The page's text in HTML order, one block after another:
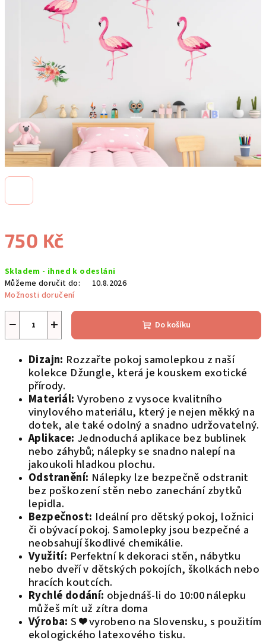
750 Kč
cena:
Skladem - ihned k odesláni
Můžeme doručit do:
10.8.2026
Možnosti doručení
+
− Do košíku
Dizajn: Rozzařte pokoj samolepkou z naší
kolekce Džungle, která je kouskem exotické
přírody.
Materiál: Vyrobeno z vysoce kvalitního
vinylového materiálu, který je nejen měkký na
dotek, ale také odolný a snadno udržovatelný.
Aplikace: Jednoduchá aplikace bez bublinek
nebo záhybů; nálepky se snadno nalepí na
jakoukoli hladkou plochu.
Odstranění: Nálepky lze bezpečně odstranit
bez poškození stěn nebo zanechání zbytků
lepidla.
Bezpečnost: Ideální pro dětský pokoj, ložnici
či obývací pokoj. Samolepky jsou bezpečné a
neobsahují škodlivé chemikálie.
Využití: Perfektní k dekoraci stěn, nábytku
nebo dveří v dětských pokojích, školkách nebo
hracích koutcích.
Rychlé dodání: objednáš-li do 10:00 nálepku
můžeš mít už zítra doma
Výroba: S ❤️ vyrobeno na Slovensku, s použitím
ekologického latexového tisku.